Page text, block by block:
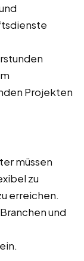
Projekten
müssen
zu
erreichen.
und